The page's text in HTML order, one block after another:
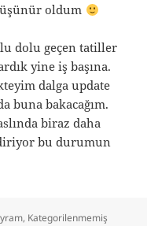
oldum
dolu geçen tatiller
yine iş başına.
dalga update
buna bakacağım.
biraz daha
bu durumun
, Kategorilenmemiş